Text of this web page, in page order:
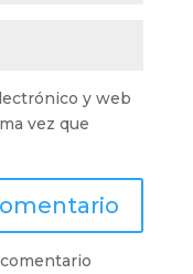
y web
vez que